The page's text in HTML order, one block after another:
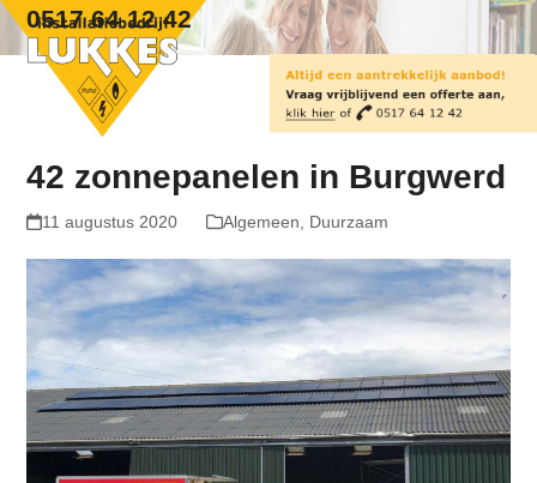
Skip
content
0517 64 12 42
Open
mobile
menu
Close
mobile
menu
42 zonnepanelen in Burgwerd
11 augustus 2020 Algemeen Duurzaam